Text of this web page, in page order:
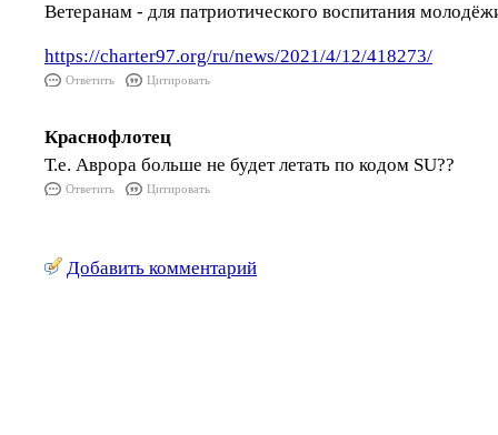
Ветеранам - для патриотического воспитания
https://charter97.org/ru/news/2021/4/12/418273/
Ответить Цитировать
Краснофлотец
Т.е. Аврора больше не будет летать по кодом SU??
Ответить Цитировать
Добавить комментарий